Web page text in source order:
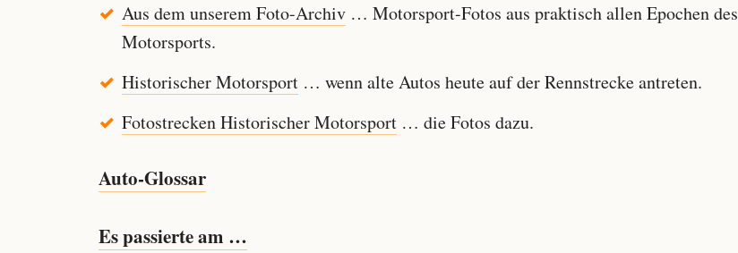
Aus dem unserem Foto-Archiv… Motorsport-Fotos aus praktisch allen Epochen des
Motorsports.
Historischer Motorsport… wenn alte Autos heute auf der Rennstrecke antreten.
Fotostrecken Historischer Motorsport… die Fotos dazu.
Auto-Glossar
Es passierte am …